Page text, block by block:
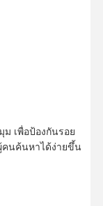
เพื่อป้องกันรอย
คนค้นหาได้ง่ายขึ้น